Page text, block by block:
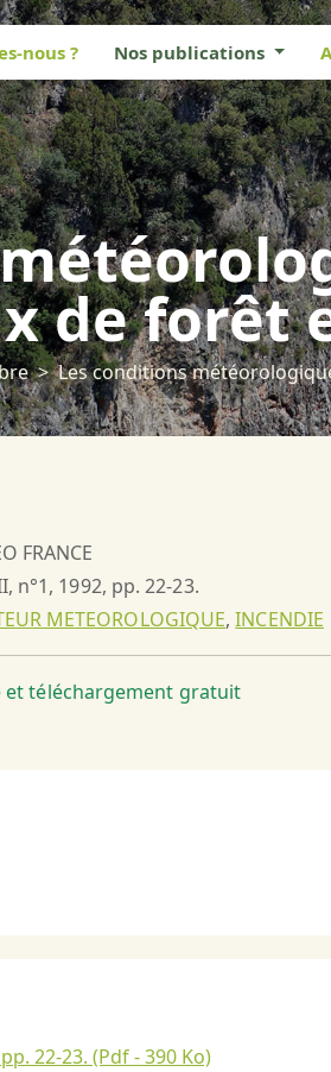
nous ? Nos publications
de forêt
FRANCE
n°1, 1992, pp. 22-23.
METEOROLOGIQUE,INCENDIE
et téléchargement gratuit
22-23. (Pdf - 390 Ko)